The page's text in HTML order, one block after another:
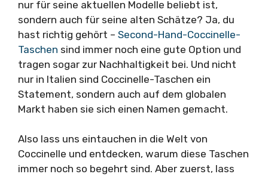
nur für seine aktuellen Modelle beliebt ist,
sondern auch für seine alten Schätze? Ja, du
hast richtig gehört – Second-Hand-Coccinelle-
Taschen sind immer noch eine gute Option und
tragen sogar zur Nachhaltigkeit bei. Und nicht
nur in Italien sind Coccinelle-Taschen ein
Statement, sondern auch auf dem globalen
Markt haben sie sich einen Namen gemacht.
Also lass uns eintauchen in die Welt von
Coccinelle und entdecken, warum diese Taschen
immer noch so begehrt sind. Aber zuerst, lass